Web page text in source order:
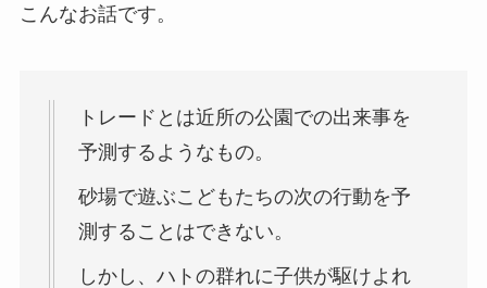
こんなお話です。
トレードとは近所の公園での出来事を
予測するようなもの。
砂場で遊ぶこどもたちの次の行動を予
測することはできない。
しかし、ハトの群れに子供が駆けよれ